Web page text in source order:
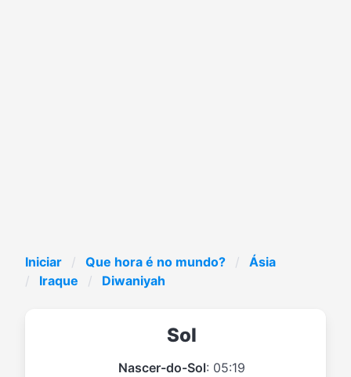
Iniciar Que hora é no mundo?
Ásia
Iraque
Diwaniyah
Sol
Nascer-do-Sol: 05:19